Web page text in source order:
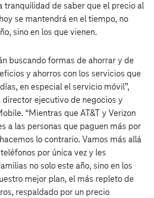
tranquilidad de saber que el precio al
se mantendrá en el tiempo, no
sino en los que vienen.
buscando formas de ahorrar y de
y ahorros con los servicios que
en especial el servicio móvil”,
director ejecutivo de negocios y
“Mientras que AT&T y Verizon
a las personas que paguen más por
lo contrario. Vamos más allá
por única vez y les
no solo este año, sino en los
mejor plan, el más repleto de
respaldado por un precio